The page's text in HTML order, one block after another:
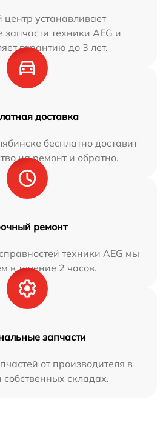
устанавливает
техники AEG и
гарантию до 3 лет.
доставка
бесплатно доставит
на ремонт и обратно.
ремонт
техники AEG мы
в течение 2 часов.
запчасти
от производителя в
складах.